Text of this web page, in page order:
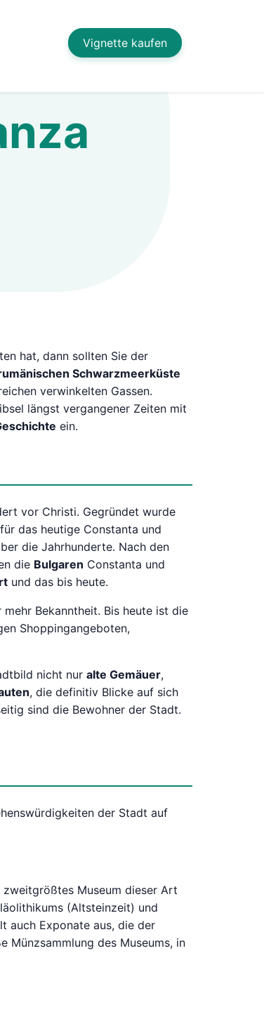
Vignette kaufen
hat, dann sollten Sie der
Schwarzmeerküste
verwinkelten Gassen.
längst vergangener Zeiten mit
ein.
vor Christi. Gegründet wurde
das heutige Constanta und
die Jahrhunderte. Nach den
die Bulgaren Constanta und
und das bis heute.
Bekanntheit. Bis heute ist die
Shoppingangeboten,
nicht nur alte Gemäuer,
, die definitiv Blicke auf sich
sind die Bewohner der Stadt.
der Stadt auf
Museum dieser Art
(Altsteinzeit) und
auch Exponate aus, die der
Münzsammlung des Museums, in